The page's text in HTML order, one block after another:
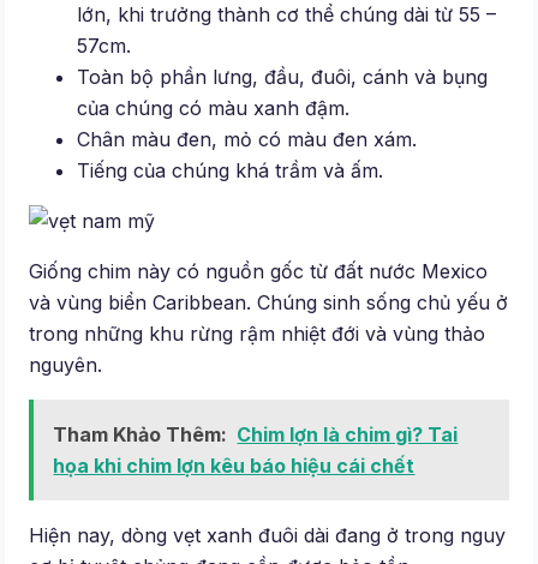
lớn, khi trưởng thành cơ thể chúng dài từ 55 –
57cm.
Toàn bộ phần lưng, đầu, đuôi, cánh và bụng
của chúng có màu xanh đậm.
Chân màu đen, mỏ có màu đen xám.
Tiếng của chúng khá trầm và ấm.
Giống chim này có nguồn gốc từ đất nước Mexico
và vùng biển Caribbean. Chúng sinh sống chủ yếu ở
trong những khu rừng rậm nhiệt đới và vùng thảo
nguyên.
Tham Khảo Thêm: Chim lợn là chim gì? Tai
họa khi chim lợn kêu báo hiệu cái chết
Hiện nay, dòng vẹt xanh đuôi dài đang ở trong nguy